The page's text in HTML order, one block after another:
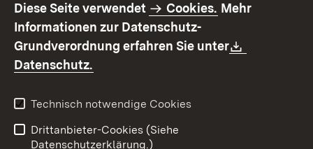
Benutzungshinweise
Erklärung zur
Barrierefreiheit
Kontakt
Fehlerhaften Link melden
Diese Seite verwendet Cookies. Mehr
Informationen zur Datenschutz-
Grundverordnung erfahren Sie unter
Datenschutz.
Technisch notwendige Cookies
Drittanbieter-Cookies (Siehe
Datenschutzerklärung.)